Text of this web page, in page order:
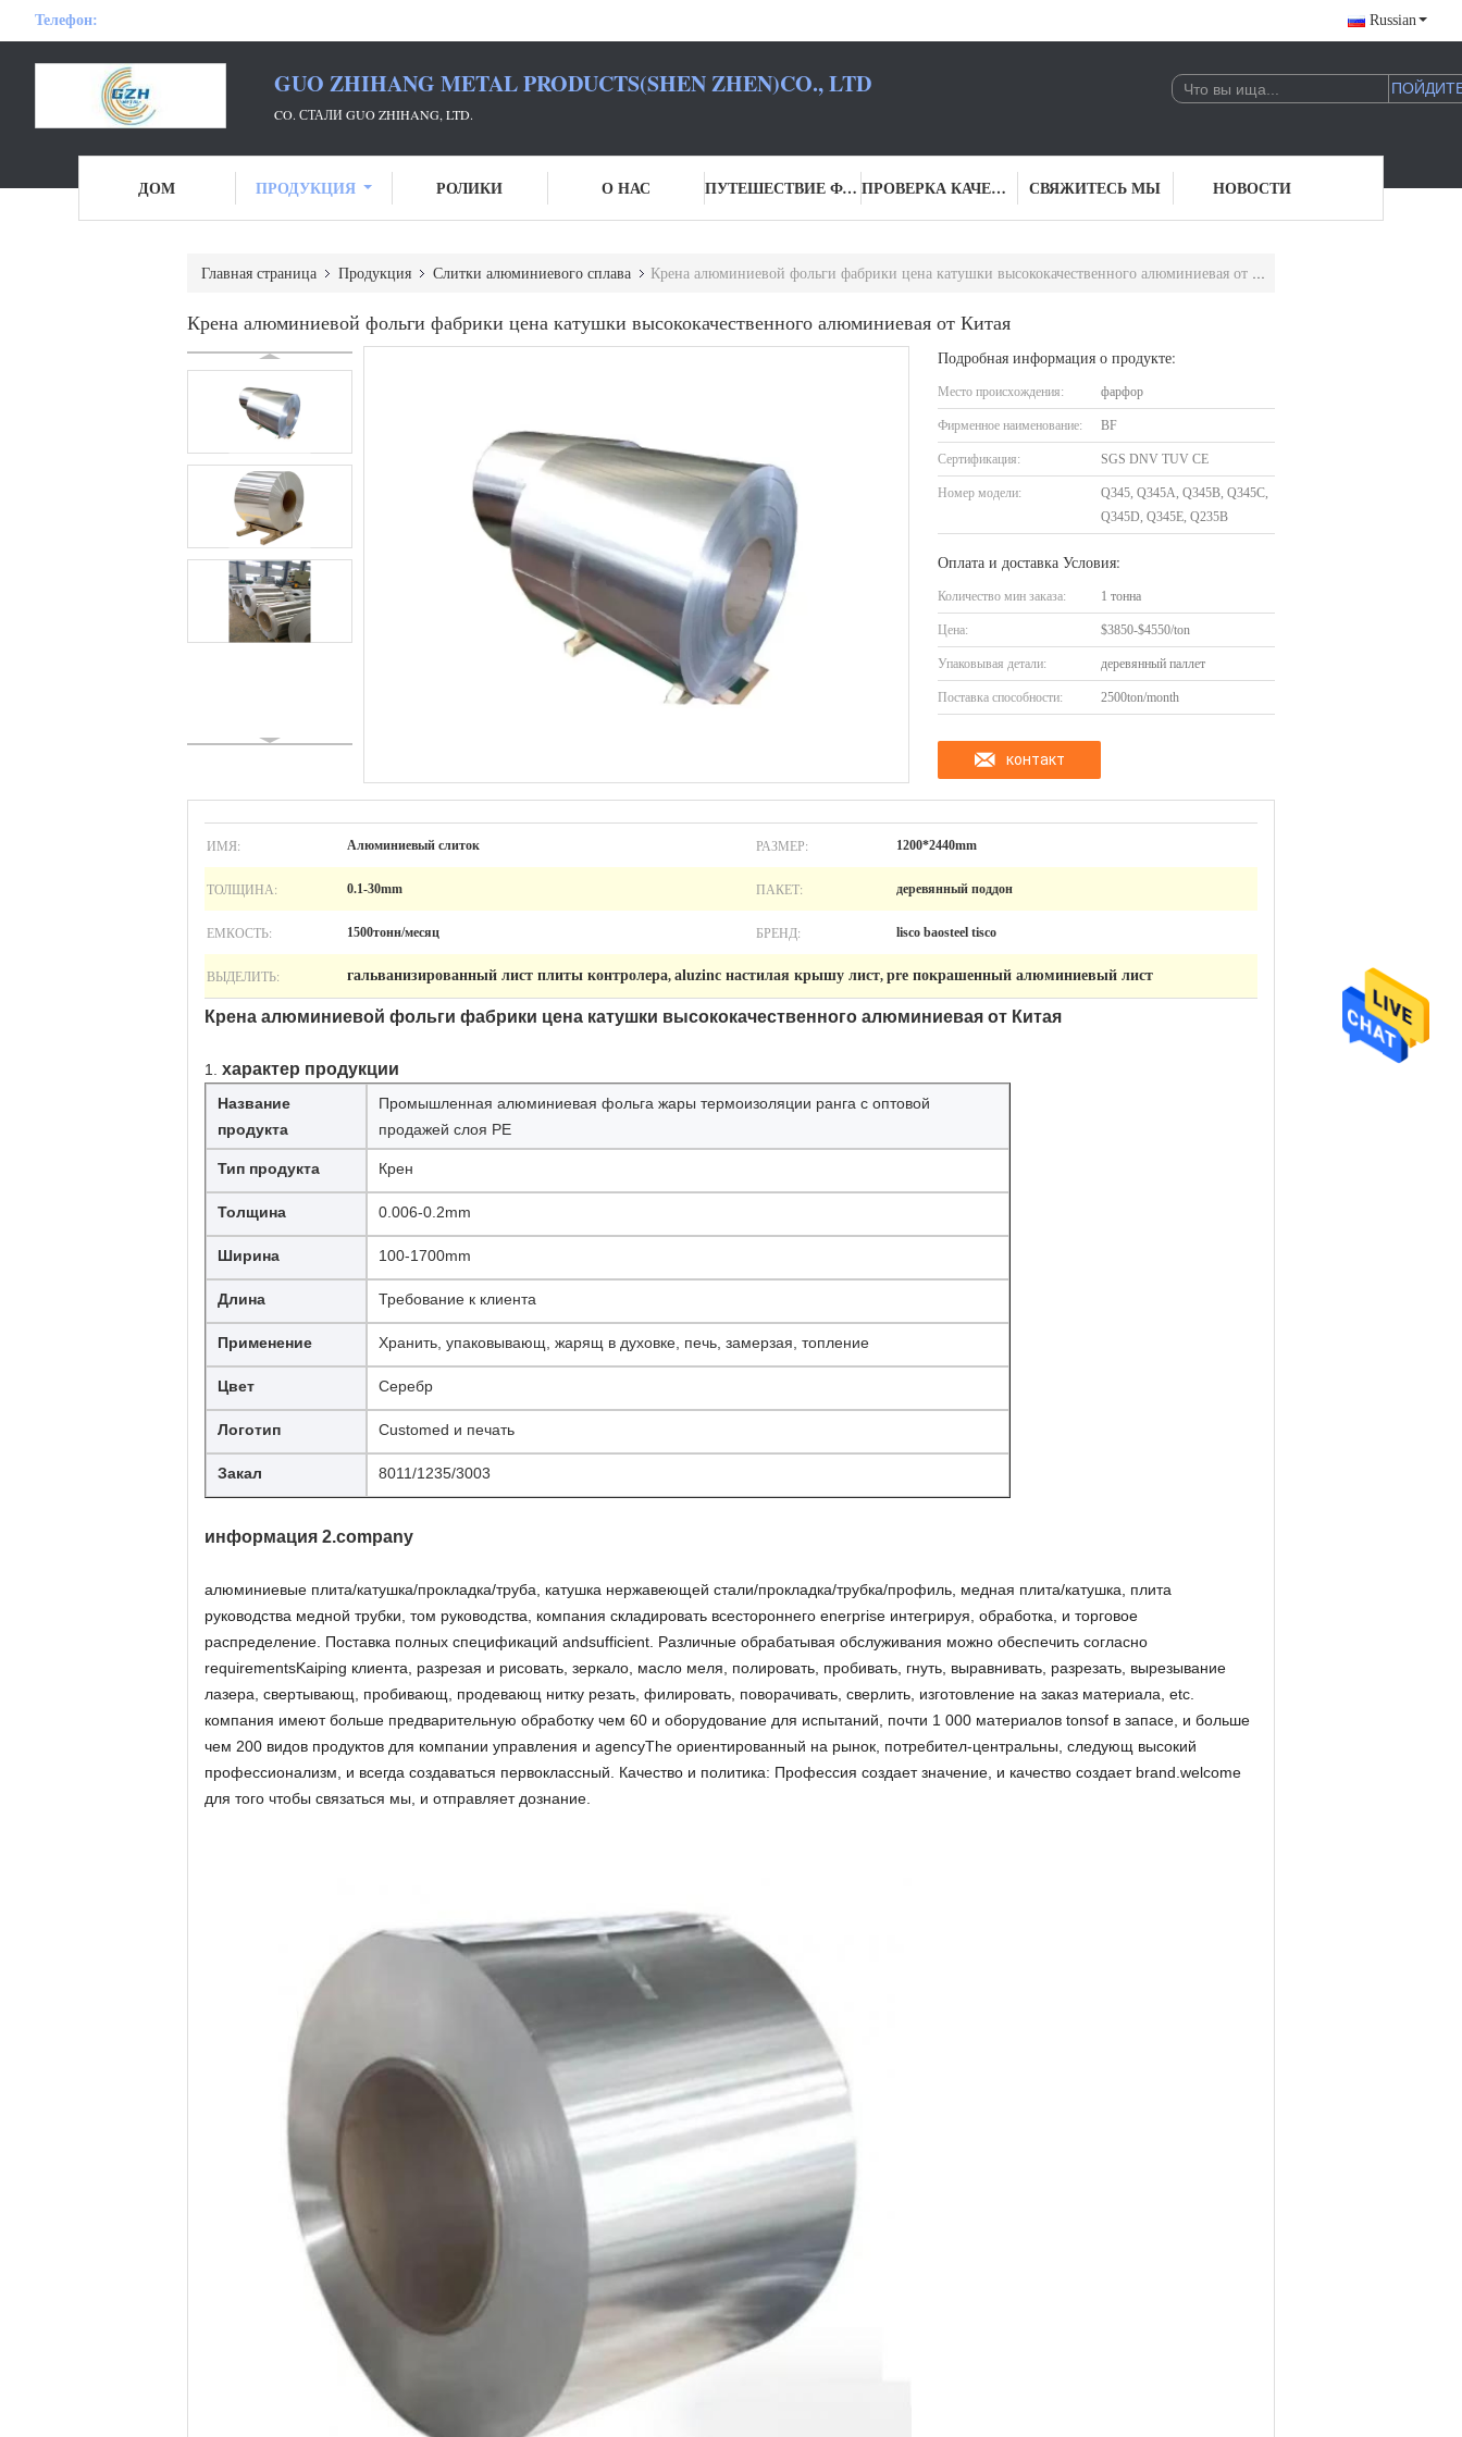
Телефон: Russian
GUO ZHIHANG METAL PRODUCTS(SHEN ZHEN)CO., LTD
CO. СТАЛИ GUO ZHIHANG, LTD.
ДОМ ПРОДУКЦИЯ РОЛИКИ О НАС ПУТЕШЕСТВИЕ ФАБРИКИ ПРОВЕРКА КАЧЕСТВА СВЯЖИТЕСЬ МЫ НОВОСТИ
Главная страница Продукция Слитки алюминиевого сплава Крена алюминиевой фольги фабрики цена катушки высококачественного алюминиевая от Китая
Крена алюминиевой фольги фабрики цена катушки высококачественного алюминиевая от Китая
Подробная информация о продукте:
Место происхождения: фарфор
Фирменное наименование: BF
Сертификация: SGS DNV TUV CE
Номер модели:
Q345, Q345A, Q345B, Q345C,
Q345D, Q345E, Q235B
Оплата и доставка Условия:
Количество мин заказа: 1 тонна
Цена: $3850-$4550/ton
Упаковывая детали: деревянный паллет
Поставка способности: 2500ton/month
контакт
ИМЯ: Алюминиевый слиток РАЗМЕР: 1200*2440mm
ТОЛЩИНА: 0.1-30mm ПАКЕТ: деревянный поддон
ЕМКОСТЬ: 1500тонн/месяц БРЕНД: lisco baosteel tisco
ВЫДЕЛИТЬ: гальванизированный лист плиты контролера, aluzinc настилая крышу лист, pre покрашенный алюминиевый лист
Крена алюминиевой фольги фабрики цена катушки высококачественного алюминиевая от Китая
1. характер продукции
Название
продукта
Промышленная алюминиевая фольга жары термоизоляции ранга с оптовой
продажей слоя PE
Тип продукта Крен
Толщина 0.006-0.2mm
Ширина 100-1700mm
Длина Требование к клиента
Применение Хранить, упаковывающ, жарящ в духовке, печь, замерзая, топление
Цвет Серебр
Логотип Customed и печать
Закал 8011/1235/3003
информация 2.company
алюминиевые плита/катушка/прокладка/труба, катушка нержавеющей стали/прокладка/трубка/профиль, медная плита/катушка, плита
руководства медной трубки, том руководства, компания складировать всестороннего enerprise интегрируя, обработка, и торговое
распределение. Поставка полных спецификаций andsufficient. Различные обрабатывая обслуживания можно обеспечить согласно
requirementsKaiping клиента, разрезая и рисовать, зеркало, масло меля, полировать, пробивать, гнуть, выравнивать, разрезать, вырезывание
лазера, свертывающ, пробивающ, продевающ нитку резать, филировать, поворачивать, сверлить, изготовление на заказ материала, etc.
компания имеют больше предварительную обработку чем 60 и оборудование для испытаний, почти 1 000 материалов tonsof в запасе, и больше
чем 200 видов продуктов для компании управления и agencyThe ориентированный на рынок, потребител-центральны, следующ высокий
профессионализм, и всегда создаваться первоклассный. Качество и политика: Профессия создает значение, и качество создает brand.welcome
для того чтобы связаться мы, и отправляет дознание.